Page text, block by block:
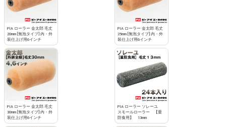
PIA ローラー 金太郎 毛丈
20mm [無泡タイプ] 内・外
装仕上げ用6インチ
PIA ローラー 金太郎 毛丈
25mm [無泡タイプ] 内・外
装仕上げ用6インチ
PIA ローラー 金太郎 毛丈
30mm [無泡タイプ] 内・外
装仕上げ用6インチ
PIA ローラー ソレーユ
スモールローラー 【重
防食用】 13mm